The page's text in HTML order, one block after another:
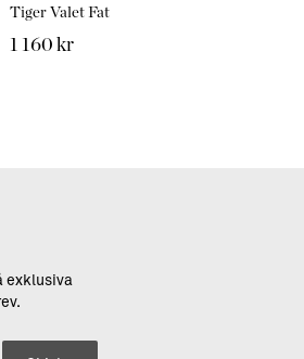
Tiger Valet Fat
1 160 kr
exklusiva